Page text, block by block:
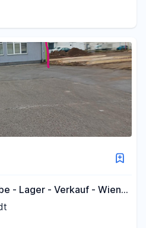
- Lager - Verkauf - Wiener